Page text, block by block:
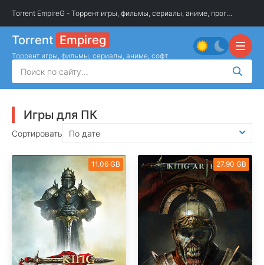
Torrent Empireg
Торрент игры, фильмы, сериалы, аниме, софт
Игры для ПК
Сортировать По дате
11.06 GB 27.90 GB